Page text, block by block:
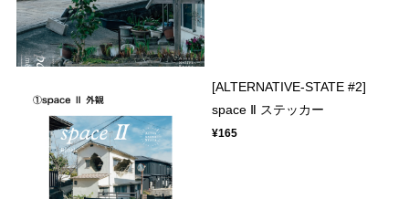
[ALTERNATIVE-STATE #2]
space Ⅱ ステッカー
¥165